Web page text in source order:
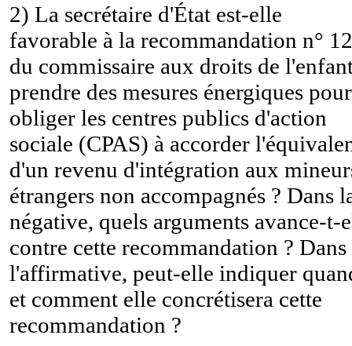
2) La secrétaire d'État est-elle
favorable à la recommandation n° 12
du commissaire aux droits de
prendre des mesures énergiques pour
obliger les centres publics d'action
sociale (CPAS) à accorder
d'un revenu d'intégration aux
étrangers non accompagnés ? Dans
négative, quels arguments avance-t-
contre cette recommandation ? Dans
l'affirmative, peut-elle indiquer
et comment elle concrétisera cette
recommandation ?